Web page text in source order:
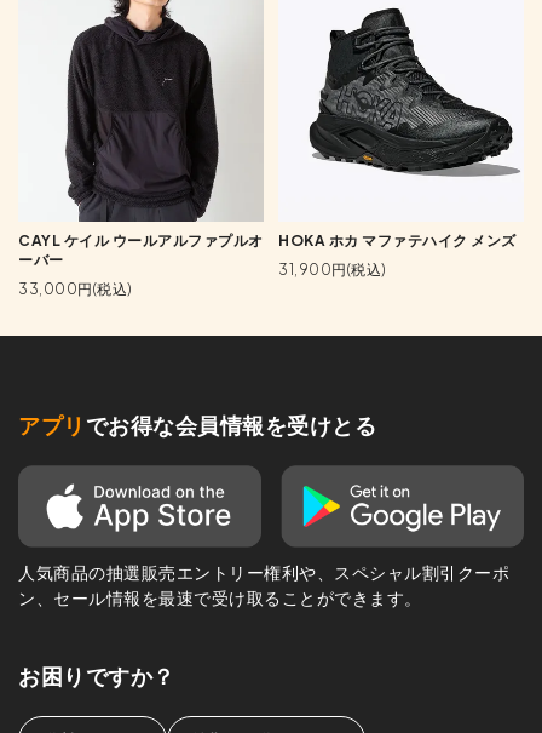
CAYL ケイル ウールアルファプルオ
ーバー
33,000円(税込)
HOKA ホカ マファテハイク メンズ
31,900円(税込)
アプリ でお得な会員情報を受けとる
人気商品の抽選販売エントリー権利や、スペシャル割引クーポ
ン、セール情報を最速で受け取ることができます。
お困りですか？